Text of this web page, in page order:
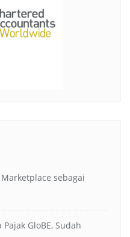
sebagai
GloBE, Sudah